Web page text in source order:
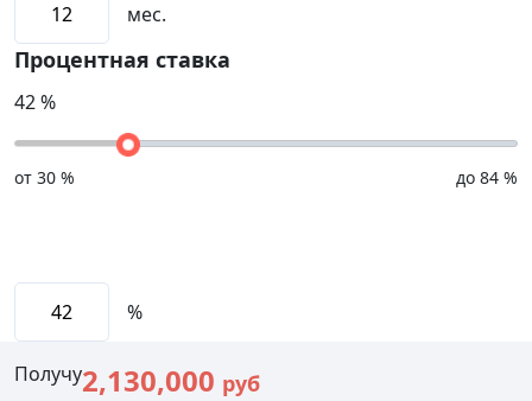
мес.
Процентная ставка
42%
от 30 % до 84 %
%
Получу2,130,000 руб